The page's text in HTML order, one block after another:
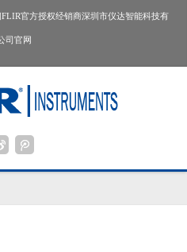
官方授权经销商深圳市仪达智能科技有
司官网